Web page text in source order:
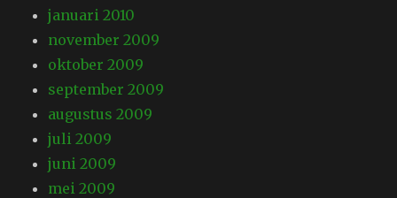
januari 2010
november 2009
oktober 2009
september 2009
augustus 2009
juli 2009
juni 2009
mei 2009